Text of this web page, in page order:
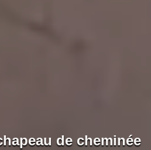
de cheminée